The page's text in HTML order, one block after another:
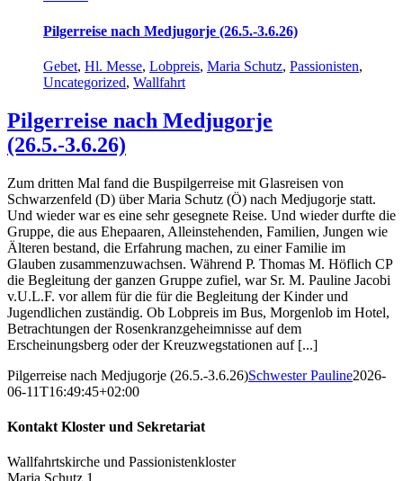
Pilgerreise nach Medjugorje (26.5.-3.6.26)
Gebet, Hl. Messe, Lobpreis, Maria Schutz, Passionisten,
Uncategorized, Wallfahrt
Pilgerreise nach Medjugorje
(26.5.-3.6.26)
Zum dritten Mal fand die Buspilgerreise mit Glasreisen von
Schwarzenfeld (D) über Maria Schutz (Ö) nach Medjugorje statt.
Und wieder war es eine sehr gesegnete Reise. Und wieder durfte die
Gruppe, die aus Ehepaaren, Alleinstehenden, Familien, Jungen wie
Älteren bestand, die Erfahrung machen, zu einer Familie im
Glauben zusammenzuwachsen. Während P. Thomas M. Höflich CP
die Begleitung der ganzen Gruppe zufiel, war Sr. M. Pauline Jacobi
v.U.L.F. vor allem für die für die Begleitung der Kinder und
Jugendlichen zuständig. Ob Lobpreis im Bus, Morgenlob im Hotel,
Betrachtungen der Rosenkranzgeheimnisse auf dem
Erscheinungsberg oder der Kreuzwegstationen auf [...]
Pilgerreise nach Medjugorje (26.5.-3.6.26)Schwester Pauline2026-
06-11T16:49:45+02:00
Kontakt Kloster und Sekretariat
Wallfahrtskirche und Passionistenkloster